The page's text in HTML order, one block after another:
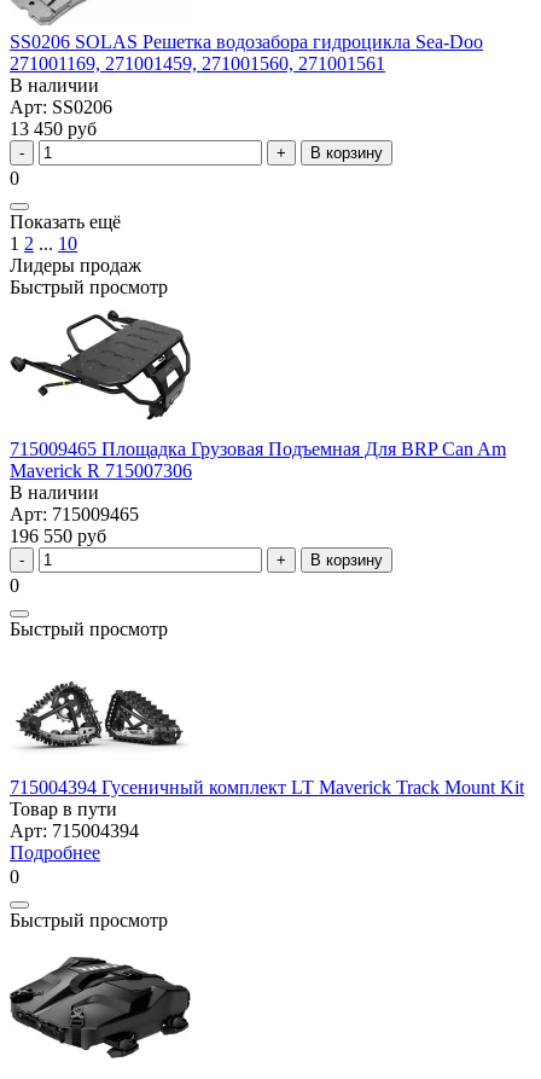
SS0206 SOLAS Решетка водозабора гидроцикла Sea-Doo
271001169, 271001459, 271001560, 271001561
В наличии
Арт: SS0206
13 450 руб
В корзину
0
Показать ещё
1 2 ... 10
Лидеры продаж
Быстрый просмотр
715009465 Площадка Грузовая Подъемная Для BRP Can Am
Maverick R 715007306
В наличии
Арт: 715009465
196 550 руб
В корзину
0
Быстрый просмотр
715004394 Гусеничный комплект LT Maverick Track Mount Kit
Товар в пути
Арт: 715004394
Подробнее
0
Быстрый просмотр